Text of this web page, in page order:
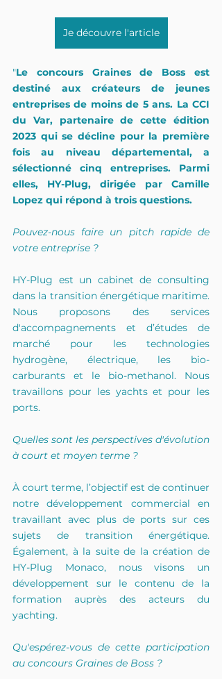
Je découvre l'article
"Le concours Graines de Boss est
destiné aux créateurs de jeunes
entreprises de moins de 5 ans. La CCI
du Var, partenaire de cette édition
2023 qui se décline pour la première
fois au niveau départemental, a
sélectionné cinq entreprises. Parmi
elles, HY-Plug, dirigée par Camille
Lopez qui répond à trois questions.
Pouvez-nous faire un pitch rapide de
votre entreprise ?
HY-Plug est un cabinet de consulting
dans la transition énergétique maritime.
Nous proposons des services
d'accompagnements et d’études de
marché pour les technologies
hydrogène, électrique, les bio-
carburants et le bio-methanol. Nous
travaillons pour les yachts et pour les
ports.
Quelles sont les perspectives d'évolution
à court et moyen terme ?
À court terme, l’objectif est de continuer
notre développement commercial en
travaillant avec plus de ports sur ces
sujets de transition énergétique.
Également, à la suite de la création de
HY-Plug Monaco, nous visons un
développement sur le contenu de la
formation auprès des acteurs du
yachting.
Qu'espérez-vous de cette participation
au concours Graines de Boss ?